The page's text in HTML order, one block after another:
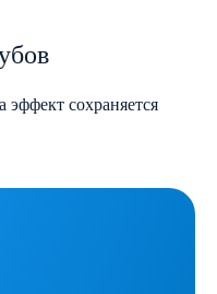
эффект сохраняется